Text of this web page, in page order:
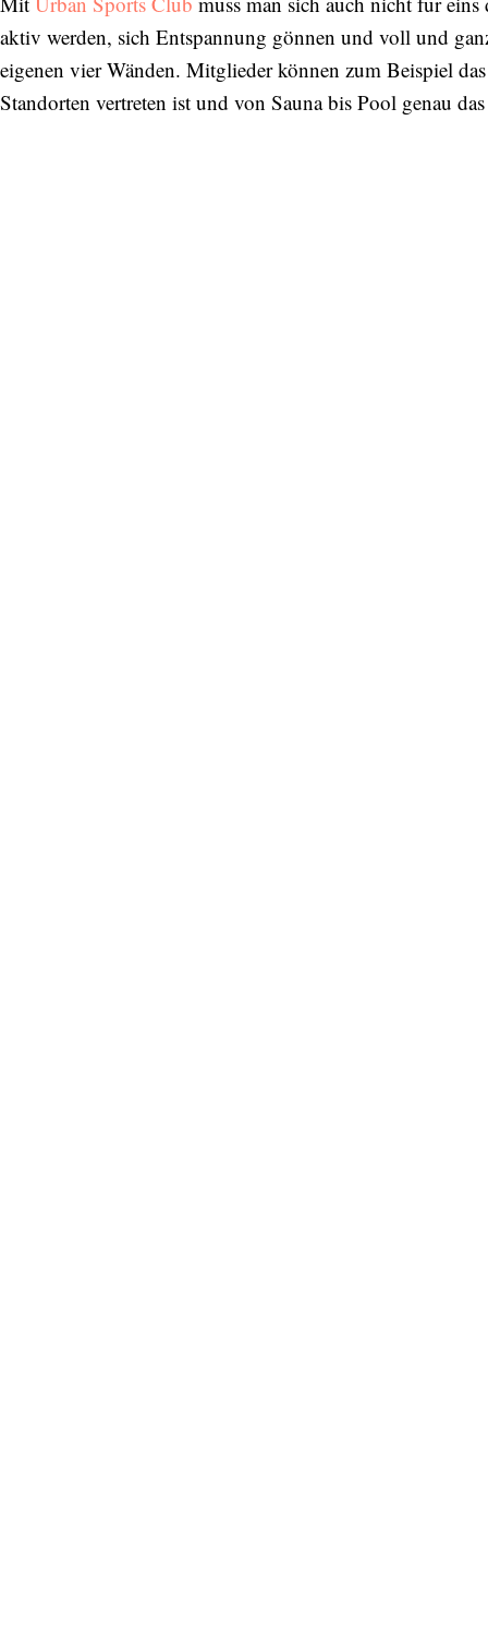
aktiv werden, sich Entspannung gönnen und voll und
eigenen vier Wänden. Mitglieder können zum Beispiel
Standorten vertreten ist und von Sauna bis Pool genau